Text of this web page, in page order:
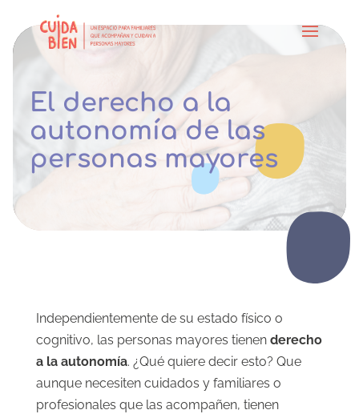
El derecho a la
autonomía de las
personas mayores
Independientemente de su estado físico o
cognitivo, las personas mayores tienen derecho
a la autonomía. ¿Qué quiere decir esto? Que
aunque necesiten cuidados y familiares o
profesionales que las acompañen, tienen